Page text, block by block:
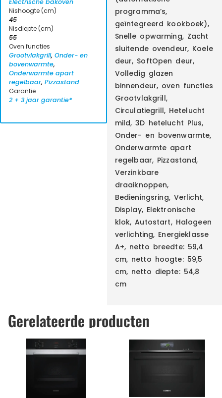
Nishoogte (cm)
45
Nisdiepte (cm)
55
Oven functies
Grootvlakgrill, Onder- en
bovenwarmte,
Onderwarmte apart
regelbaar, Pizzastand
Garantie
2 + 3 jaar garantie*
programma’s,
geïntegreerd kookboek),
Snelle opwarming, Zacht
sluitende ovendeur, Koele
deur, SoftOpen deur,
Volledig glazen
binnendeur, oven functies
Grootvlakgrill,
Circulatiegrill, Hetelucht
mild, 3D hetelucht Plus,
Onder- en bovenwarmte,
Onderwarmte apart
regelbaar, Pizzastand,
Verzinkbare
draaiknoppen,
Bedieningsring, Verlicht,
Display, Elektronische
klok, Autostart, Halogeen
verlichting, Energieklasse
A+, netto breedte: 59,4
cm, netto hoogte: 59,5
cm, netto diepte: 54,8
cm
Gerelateerde producten